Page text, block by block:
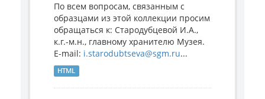
По всем вопросам, связанным с
образцами из этой коллекции просим
обращаться к: Стародубцевой И.А.,
к.г.-м.н., главному хранителю Музея.
E-mail: i.starodubtseva@sgm.ru...
HTML